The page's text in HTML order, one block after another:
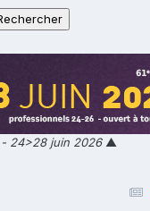
24>28 juin 2026▲